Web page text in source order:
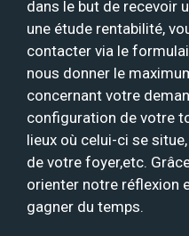
dans le but de recevoir
une étude rentabilité,
contacter via le
nous donner le
concernant votre
configuration de votre
lieux où celui-ci se
de votre foyer,etc.
orienter notre réflexion
gagner du temps.